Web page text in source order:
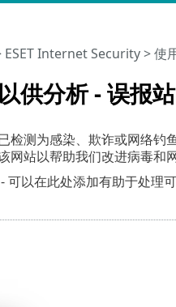
供分析 - 误报
ESET Internet Security>使
检测为感染、欺诈或网络钓
网站以帮助我们改进病毒和
可以在此处添加有助于处理